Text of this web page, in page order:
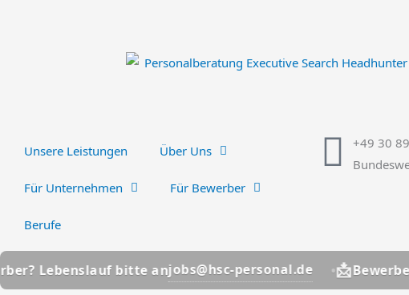
Unsere Leistungen Über Uns
Für Unternehmen Für Bewerber
Berufe
+49 30
bitte anjobs@hsc-personal.de 📩Bewerber?